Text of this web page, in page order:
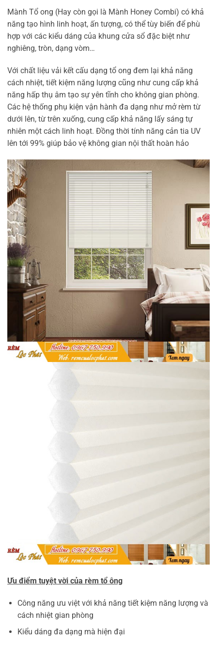
Mành Tổ ong (Hay còn gọi là Mành Honey Combi) có khả
năng tạo hình linh hoạt, ấn tượng, có thể tùy biến để phù
hợp với các kiểu dáng của khung cửa sổ đặc biệt như
nghiêng, tròn, dạng vòm…
Với chất liệu vải kết cấu dạng tổ ong đem lại khả năng
cách nhiệt, tiết kiệm năng lượng cũng như cung cấp khả
năng hấp thụ âm tạo sự yên tĩnh cho không gian phòng.
Các hệ thống phụ kiện vận hành đa dạng như mở rèm từ
dưới lên, từ trên xuống, cung cấp khả năng lấy sáng tự
nhiên một cách linh hoạt. Đồng thời tính năng cản tia UV
lên tới 99% giúp bảo vệ không gian nội thất hoàn hảo
Ưu điểm tuyệt vời của rèm tổ ông
Công năng ưu việt với khả năng tiết kiệm năng lượng và
cách nhiệt gian phòng
Kiểu dáng đa dạng mà hiện đại